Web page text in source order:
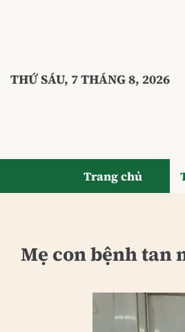
THỨ SÁU, 7 THÁNG 8, 2026
Trang chủ
Mẹ con bệnh tan